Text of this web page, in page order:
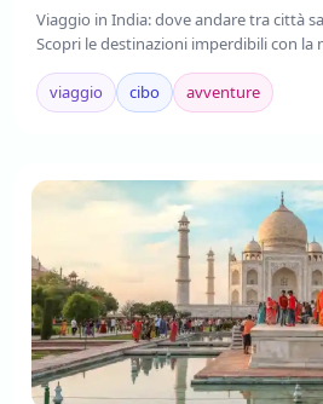
Viaggio in India: dove andare tra città
Scopri le destinazioni imperdibili con la
viaggio cibo avventure